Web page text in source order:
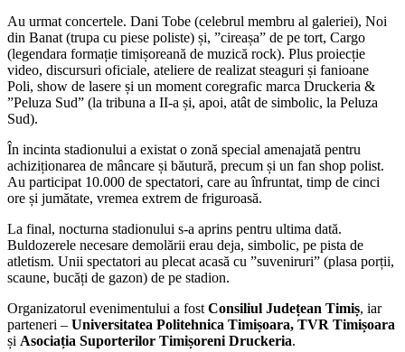
Au urmat concertele. Dani Tobe (celebrul membru al galeriei), Noi
din Banat (trupa cu piese poliste) și, ”cireașa” de pe tort, Cargo
(legendara formație timișoreană de muzică rock). Plus proiecție
video, discursuri oficiale, ateliere de realizat steaguri și fanioane
Poli, show de lasere și un moment coregrafic marca Druckeria &
”Peluza Sud” (la tribuna a II-a și, apoi, atât de simbolic, la Peluza
Sud).
În incinta stadionului a existat o zonă special amenajată pentru
achiziționarea de mâncare și băutură, precum și un fan shop polist.
Au participat 10.000 de spectatori, care au înfruntat, timp de cinci
ore și jumătate, vremea extrem de friguroasă.
La final, nocturna stadionului s-a aprins pentru ultima dată.
Buldozerele necesare demolării erau deja, simbolic, pe pista de
atletism. Unii spectatori au plecat acasă cu ”suveniruri” (plasa porții,
scaune, bucăți de gazon) de pe stadion.
Organizatorul evenimentului a fost Consiliul Județean Timiș, iar
parteneri – Universitatea Politehnica Timișoara, TVR Timișoara
și Asociația Suporterilor Timișoreni Druckeria.